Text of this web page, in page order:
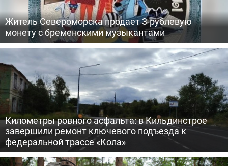
Житель Североморска продает 3-рублевую
монету с бременскими музыкантами
Километры ровного асфальта: в Кильдинстрое
завершили ремонт ключевого подъезда к
федеральной трассе «Кола»